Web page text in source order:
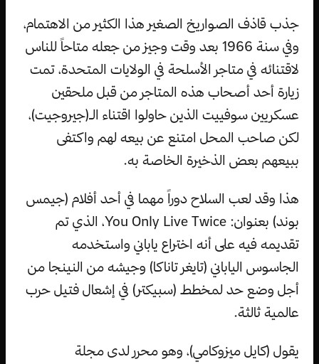
جذب قاذف الصواريخ الصغير هذا الكثير من الاهتمام،
وفي سنة 1966 بعد وقت وجيز من جعله متاحاً للناس
لاقتنائه في متاجر الأسلحة في الولايات المتحدة، تمت
زيارة أحد أصحاب هذه المتاجر من قبل ملحقين
عسكريين سوفييت الذين حاولوا اقتناء الـ(جيروجيت)،
لكن صاحب المحل امتنع عن بيعه لهم واكتفى
ببيعهم بعض الذخيرة الخاصة به.
هذا وقد لعب السلاح دوراً مهما في أحد أفلام (جيمس
بوند) بعنوان: You Only Live Twice، الذي تم
تقديمه فيه على أنه اختراع ياباني واستخدمه
الجاسوس الياباني (تايغر تاناكا) وجيشه من النينجا من
أجل وضع حد لمخطط (سبيكتر) في إشعال فتيل حرب
عالمية ثالثة.
يقول (كايل ميزوكامي)، وهو محرر لدى مجلة